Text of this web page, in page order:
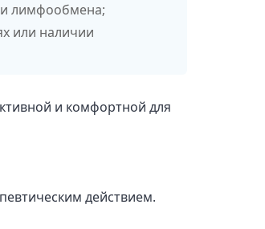
лимфообмена;
или наличии
и комфортной для
действием.